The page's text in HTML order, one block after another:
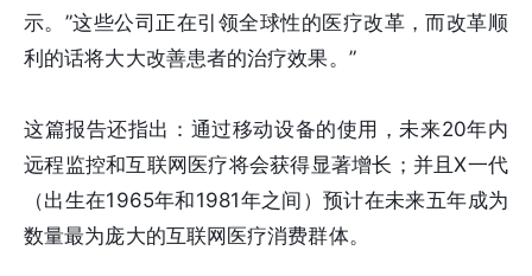
示。”这些公司正在引领全球性的医疗改革，而改革顺
利的话将大大改善患者的治疗效果。”
这篇报告还指出：通过移动设备的使用，未来20年内
远程监控和互联网医疗将会获得显著增长；并且X一代
（出生在1965年和1981年之间）预计在未来五年成为
数量最为庞大的互联网医疗消费群体。